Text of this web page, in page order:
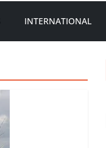
INTERNATIONAL